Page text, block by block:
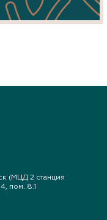
(МЦД 2 станция
пом. 8.1